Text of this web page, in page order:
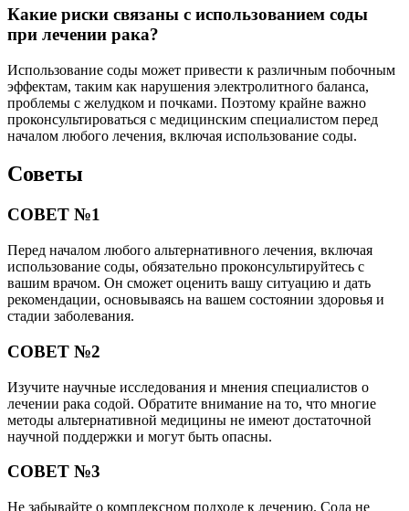
Какие риски связаны с использованием соды
при лечении рака?
Использование соды может привести к различным побочным
эффектам, таким как нарушения электролитного баланса,
проблемы с желудком и почками. Поэтому крайне важно
проконсультироваться с медицинским специалистом перед
началом любого лечения, включая использование соды.
Советы
СОВЕТ №1
Перед началом любого альтернативного лечения, включая
использование соды, обязательно проконсультируйтесь с
вашим врачом. Он сможет оценить вашу ситуацию и дать
рекомендации, основываясь на вашем состоянии здоровья и
стадии заболевания.
СОВЕТ №2
Изучите научные исследования и мнения специалистов о
лечении рака содой. Обратите внимание на то, что многие
методы альтернативной медицины не имеют достаточной
научной поддержки и могут быть опасны.
СОВЕТ №3
Не забывайте о комплексном подходе к лечению. Сода не